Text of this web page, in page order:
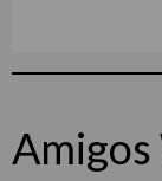
Amigos